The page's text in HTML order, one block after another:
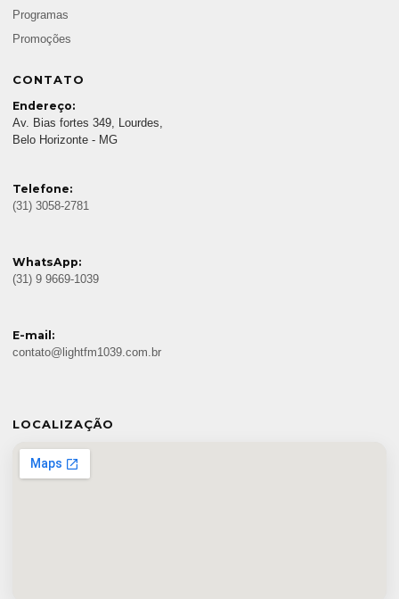
Programas
Promoções
CONTATO
Endereço:
Av. Bias fortes 349, Lourdes,
Belo Horizonte - MG
Telefone:
(31) 3058-2781
WhatsApp:
(31) 9 9669-1039
E-mail:
contato@lightfm1039.com.br
LOCALIZAÇÃO